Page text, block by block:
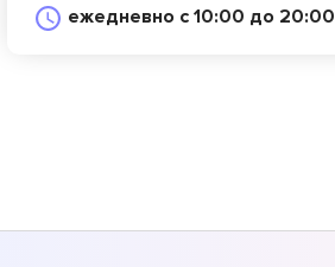
ежедневно с 10:00 до 20:00